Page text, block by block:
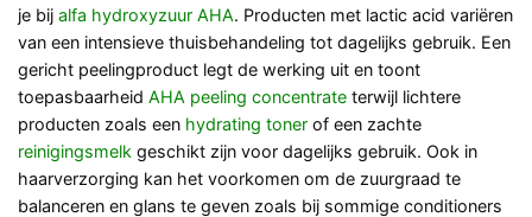
je bij alfa hydroxyzuur AHA. Producten met lactic acid variëren
van een intensieve thuisbehandeling tot dagelijks gebruik. Een
gericht peelingproduct legt de werking uit en toont
toepasbaarheid AHA peeling concentrate terwijl lichtere
producten zoals een hydrating toner of een zachte
reinigingsmelk geschikt zijn voor dagelijks gebruik. Ook in
haarverzorging kan het voorkomen om de zuurgraad te
balanceren en glans te geven zoals bij sommige conditioners